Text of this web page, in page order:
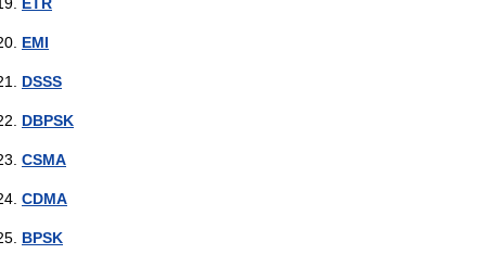
EMI
DSSS
DBPSK
CSMA
CDMA
BPSK